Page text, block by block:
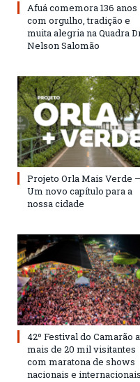
Afuá comemora 136 anos
com orgulho, tradição e
muita alegria na Quadra
Nelson Salomão
Projeto Orla Mais Verde –
Um novo capítulo para a
nossa cidade
42º Festival do Camarão
mais de 20 mil visitantes
com maratona de shows
nacionais e internacionais